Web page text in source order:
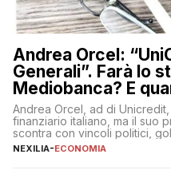
Andrea Orcel:
Generali”. Farà lo
Mediobanca? E
Andrea Orcel, ad di
finanziario italiano, ma il suo
scontra con vincoli politici,
protezionistiche. Orcel e la
NEXILIA-ECONOMIA